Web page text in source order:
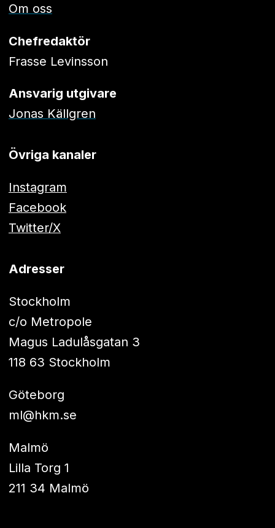
Om oss
Chefredaktör
Frasse Levinsson
Ansvarig utgivare
Jonas Källgren
Övriga kanaler
Instagram
Facebook
Twitter/X
Adresser
Stockholm
c/o Metropole
Magus Ladulåsgatan 3
118 63 Stockholm
Göteborg
ml@hkm.se
Malmö
Lilla Torg 1
211 34 Malmö